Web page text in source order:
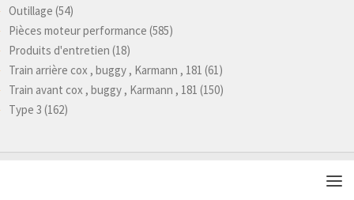
Outillage (54)
Pièces moteur performance (585)
Produits d'entretien (18)
Train arrière cox , buggy , Karmann , 181 (61)
Train avant cox , buggy , Karmann , 181 (150)
Type 3 (162)